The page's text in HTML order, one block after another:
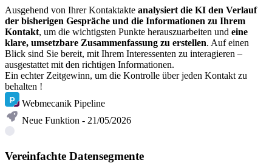
Ausgehend von Ihrer Kontaktakte analysiert die KI den Verlauf
der bisherigen Gespräche und die Informationen zu Ihrem
Kontakt, um die wichtigsten Punkte herauszuarbeiten und eine
klare, umsetzbare Zusammenfassung zu erstellen. Auf einen
Blick sind Sie bereit, mit Ihrem Interessenten zu interagieren –
ausgestattet mit den richtigen Informationen.
Ein echter Zeitgewinn, um die Kontrolle über jeden Kontakt zu
behalten !
Webmecanik Pipeline
Neue Funktion - 21/05/2026
Vereinfachte Datensegmente